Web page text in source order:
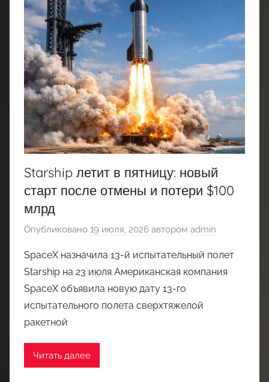
Starship летит в пятницу: новый
старт после отмены и потери $100
млрд
Опубликовано 19 июля, 2026 автором admin
SpaceX назначила 13-й испытательный полет
Starship на 23 июля Американская компания
SpaceX объявила новую дату 13-го
испытательного полета сверхтяжелой
ракетной
Читать далее